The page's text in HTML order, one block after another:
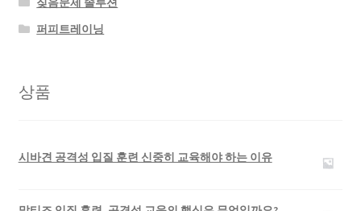
퍼피트레이닝
상품
시바견 공격성 입질 훈련 신중히 교육해야 하는 이유